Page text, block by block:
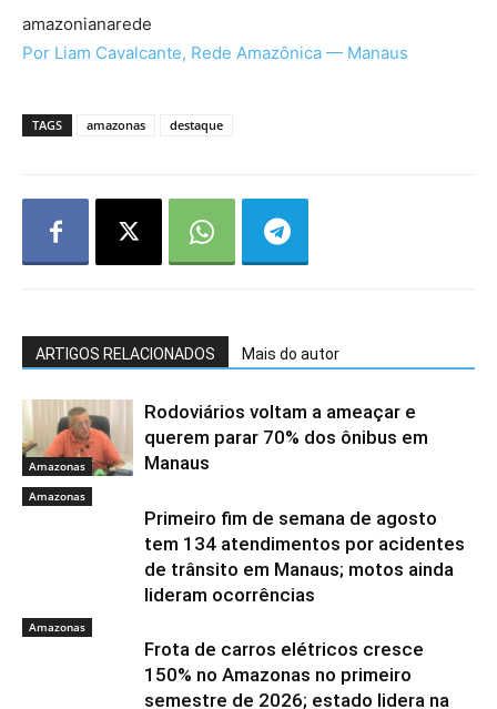
amazonianarede
Por Liam Cavalcante, Rede Amazônica — Manaus
TAGS amazonas destaque
ARTIGOS RELACIONADOS Mais do autor
Amazonas
Rodoviários voltam a ameaçar e
querem parar 70% dos ônibus em
Manaus
Amazonas
Primeiro fim de semana de agosto
tem 134 atendimentos por acidentes
de trânsito em Manaus; motos ainda
lideram ocorrências
Amazonas
Frota de carros elétricos cresce
150% no Amazonas no primeiro
semestre de 2026; estado lidera na